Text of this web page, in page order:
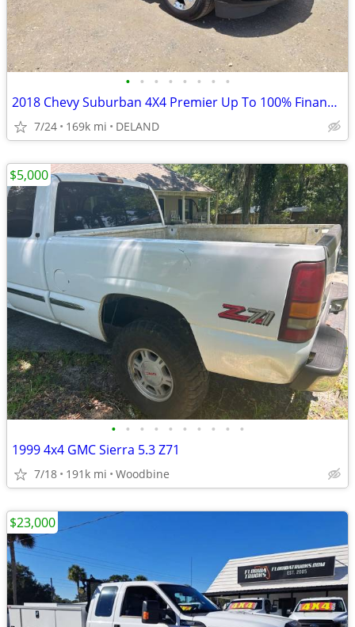
• • • • • • • •
2018 Chevy Suburban 4X4 Premier Up To 100% Financing/Warranty
7/24 169k mi DELAND
• • • • • • • • • •
1999 4x4 GMC Sierra 5.3 Z71
7/18 191k mi Woodbine
$5,000
$23,000